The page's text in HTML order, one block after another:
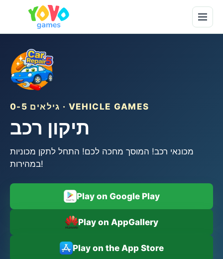
גילאים 0-5 · VEHICLE GAMES
תיקון רכב
מכונאי רכב! המוסך מחכה לכם! התחל לתקן מכוניות
במהירות!
Play on Google Play
Play on AppGallery
Play on the App Store